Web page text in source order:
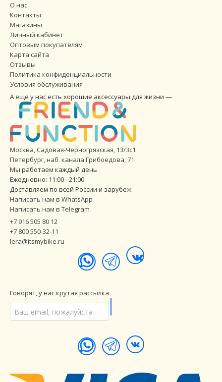
О нас
Контакты
Магазины
Личный кабинет
Оптовым покупателям
Карта сайта
Отзывы
Политика конфиденциальности
Условия обслуживания
А ещё у нас есть хорошие аксессуары для жизни —
Москва, Садовая-Черногрязская, 13/3с1
Петербург,наб. канала Грибоедова, 71
Мы работаем каждый день
Ежедневно: 11:00 - 21:00
Доставляем по всей России и зарубеж
Написать нам в WhatsApp
Написать нам в Telegram
+7 916 505 80 12
+7 800 550-32-11
lera@itsmybike.ru
Говорят, у нас крутая рассылка